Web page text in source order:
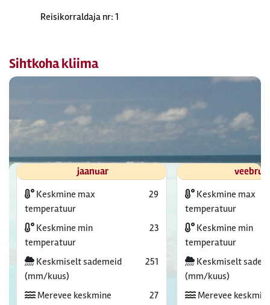
Reisikorraldaja nr: 1
Sihtkoha kliima
jaanuar
Keskmine max
temperatuur
29
Keskmine min
temperatuur
23
Keskmiselt sademeid
(mm/kuus)
251
Merevee keskmine
27
Keskmine max
temperatuur
Keskmine min
temperatuur
Keskmiselt
(mm/kuus)
Merevee